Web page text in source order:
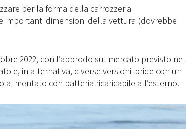
per la forma della carrozzeria
importanti dimensioni della vettura (dovrebbe
2022, con l’approdo sul mercato previsto nel
e, in alternativa, diverse versioni ibride con un
con batteria ricaricabile all’esterno.